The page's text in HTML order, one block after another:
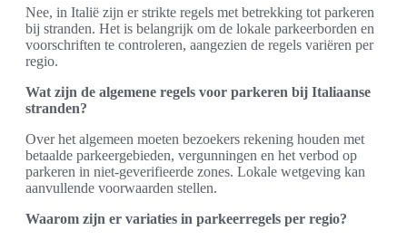
Nee, in Italië zijn er strikte regels met betrekking tot parkeren
bij stranden. Het is belangrijk om de lokale parkeerborden en
voorschriften te controleren, aangezien de regels variëren per
regio.
Wat zijn de algemene regels voor parkeren bij Italiaanse
stranden?
Over het algemeen moeten bezoekers rekening houden met
betaalde parkeergebieden, vergunningen en het verbod op
parkeren in niet-geverifieerde zones. Lokale wetgeving kan
aanvullende voorwaarden stellen.
Waarom zijn er variaties in parkeerregels per regio?